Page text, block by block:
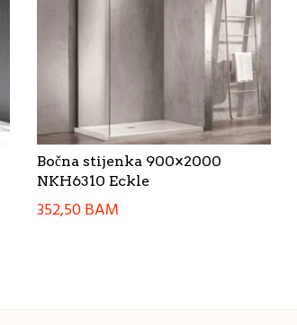
Bočna stijenka 900×2000
NKH6310 Eckle
352,50BAM